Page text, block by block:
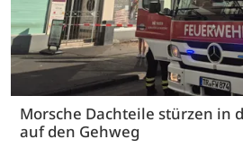
Morsche Dachteile stürzen in
auf den Gehweg